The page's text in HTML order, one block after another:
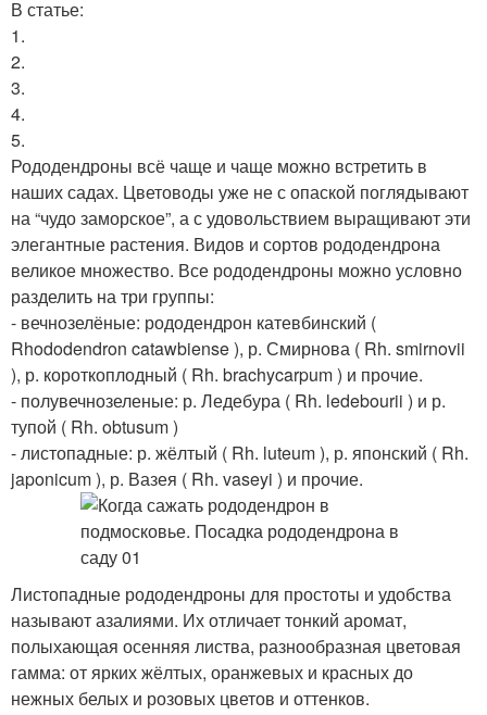
В статье:
1.
2.
3.
4.
5.
Рододендроны всё чаще и чаще можно встретить в
наших садах. Цветоводы уже не с опаской поглядывают
на “чудо заморское”, а с удовольствием выращивают эти
элегантные растения. Видов и сортов рододендрона
великое множество. Все рододендроны можно условно
разделить на три группы:
- вечнозелёные: рододендрон катевбинский (
Rhododendron catawbiense ), р. Смирнова ( Rh. smirnovii
), р. короткоплодный ( Rh. brachycarpum ) и прочие.
- полувечнозеленые: р. Ледебура ( Rh. ledebourii ) и р.
тупой ( Rh. obtusum )
- листопадные: р. жёлтый ( Rh. luteum ), р. японский ( Rh.
japonicum ), р. Вазея ( Rh. vaseyi ) и прочие.
Листопадные рододендроны для простоты и удобства
называют азалиями. Их отличает тонкий аромат,
полыхающая осенняя листва, разнообразная цветовая
гамма: от ярких жёлтых, оранжевых и красных до
нежных белых и розовых цветов и оттенков.